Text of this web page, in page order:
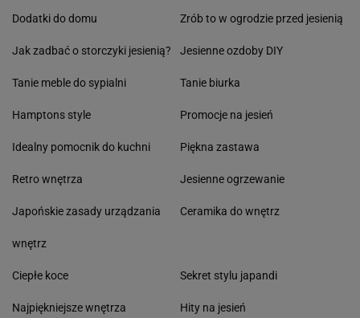
Dodatki do domu
Jak zadbać o storczyki jesienią?
Tanie meble do sypialni
Hamptons style
Idealny pomocnik do kuchni
Retro wnętrza
Japońskie zasady urządzania
wnętrz
Zrób to w ogrodzie przed jesienią
Jesienne ozdoby DIY
Tanie biurka
Promocje na jesień
Piękna zastawa
Jesienne ogrzewanie
Ceramika do wnętrz
Ciepłe koce
Najpiękniejsze wnętrza
Sekret stylu japandi
Hity na jesień